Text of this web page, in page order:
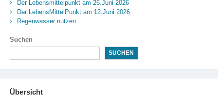
Der Lebensmittelpunkt am 26.Juni 2026
Der LebensMittelPunkt am 12.Juni 2026
Regenwasser nutzen
Suchen
SUCHEN
Übersicht